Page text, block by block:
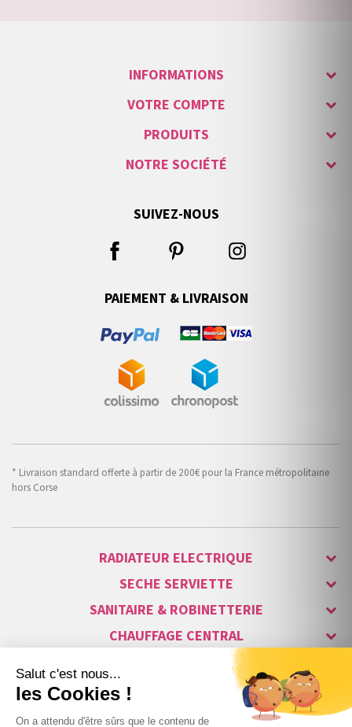
INFORMATIONS
VOTRE COMPTE
PRODUITS
NOTRE SOCIÉTÉ
SUIVEZ-NOUS
PAIEMENT & LIVRAISON
* Livraison standard offerte à partir de 200€ pour la France métropolitaine
hors Corse
RADIATEUR ELECTRIQUE
SECHE SERVIETTE
SANITAIRE & ROBINETTERIE
CHAUFFAGE CENTRAL
ALARME & SÉCURITÉ
MAISON CONNECTÉE
VISIOPHONE & INTERPHONE